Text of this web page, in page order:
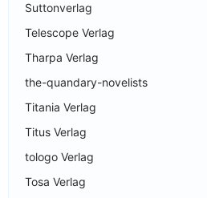
Suttonverlag
Telescope Verlag
Tharpa Verlag
the-quandary-novelists
Titania Verlag
Titus Verlag
tologo Verlag
Tosa Verlag